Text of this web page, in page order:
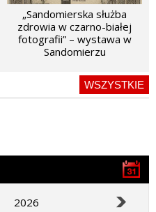
„Sandomierska służba
zdrowia w czarno-białej
fotografii” – wystawa w
Sandomierzu
WSZYSTKIE
2026